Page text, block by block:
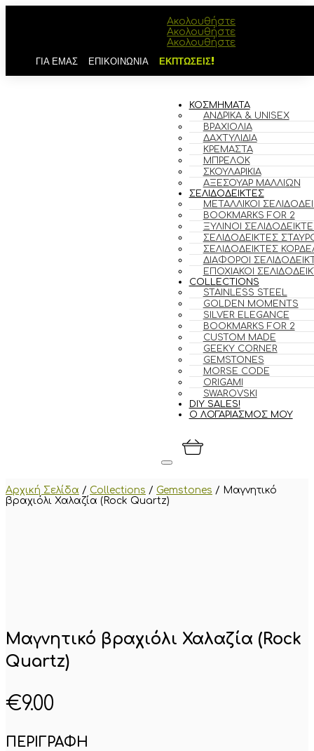
Ακολουθήστε
Ακολουθήστε
Ακολουθήστε
ΓΙΑ ΕΜΑΣ ΕΠΙΚΟΙΝΩΝΙΑ ΕΚΠΤΩΣΕΙΣ!
ΚΟΣΜΗΜΑΤΑ
ΑΝΔΡΙΚΆ & UNISEX
ΒΡΑΧΙΌΛΙΑ
ΔΑΧΤΥΛΊΔΙΑ
ΚΡΕΜΑΣΤΆ
ΜΠΡΕΛΌΚ
ΣΚΟΥΛΑΡΊΚΙΑ
ΑΞΕΣΟΥΆΡ ΜΑΛΛΙΏΝ
ΣΕΛΙΔΟΔΕΙΚΤΕΣ
ΜΕΤΑΛΛΙΚΟΊ
BOOKMARKS FOR 2
ΞΎΛΙΝΟΙ
ΣΕΛΙΔΟΔΕΊΚΤΕΣ
ΣΕΛΙΔΟΔΕΊΚΤΕΣ
ΔΙΆΦΟΡΟΙ
ΕΠΟΧΙΑΚΟΊ
COLLECTIONS
STAINLESS STEEL
GOLDEN MOMENTS
SILVER ELEGANCE
BOOKMARKS FOR 2
CUSTOM MADE
GEEKY CORNER
GEMSTONES
MORSE CODE
ORIGAMI
SWAROVSKI
DIY SALES!
Ο ΛΟΓΑΡΙΑΣΜΟΣ ΜΟΥ
Αρχική Σελίδα / Collections / Gemstones / Μαγνητικό
βραχιόλι Χαλαζία (Rock Quartz)
Μαγνητικό βραχιόλι Χαλαζία (Rock
Quartz)
€9.00
ΠΕΡΙΓΡΑΦΗ